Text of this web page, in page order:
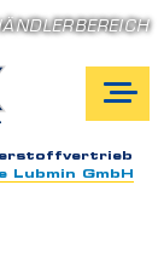
Lubmin GmbH